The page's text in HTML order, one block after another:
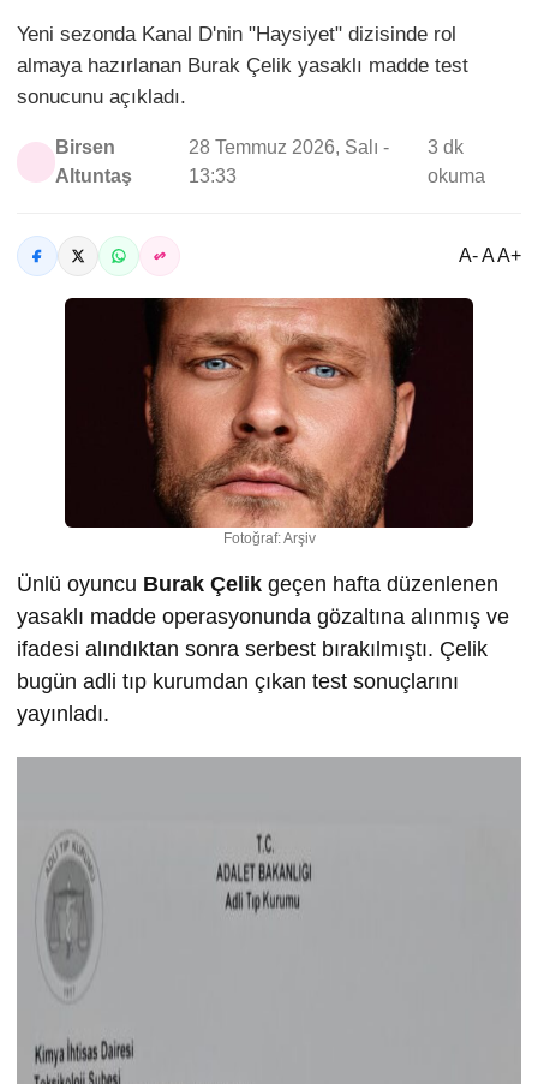
Yeni sezonda Kanal D'nin "Haysiyet" dizisinde rol
almaya hazırlanan Burak Çelik yasaklı madde test
sonucunu açıkladı.
Birsen
Altuntaş
28 Temmuz 2026, Salı -
13:33
3 dk
okuma
A- A A+
Fotoğraf: Arşiv
Ünlü oyuncu Burak Çelik geçen hafta düzenlenen
yasaklı madde operasyonunda gözaltına alınmış ve
ifadesi alındıktan sonra serbest bırakılmıştı. Çelik
bugün adli tıp kurumdan çıkan test sonuçlarını
yayınladı.